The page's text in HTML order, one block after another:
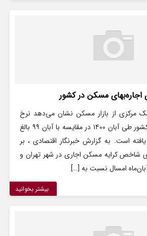
مرکزی از بازار مسکن نشان می‌دهد نرخ
اجاره‌بهای مسکن در کشور طی آبان ۱۴۰۰ در مقایسه با آبان ۹۹ بالغ
یافته است. به گزارش خبرنگار اقتصادی ،‌ بر
شاخص کرایه مسکن اجاری در شهر تهران و
امسال نسبت به […]
بیشتر بخوانید